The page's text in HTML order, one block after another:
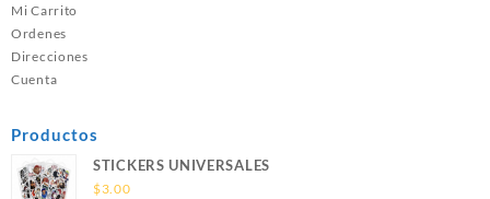
Mi Carrito
Ordenes
Direcciones
Cuenta
Productos
STICKERS UNIVERSALES
$3.00